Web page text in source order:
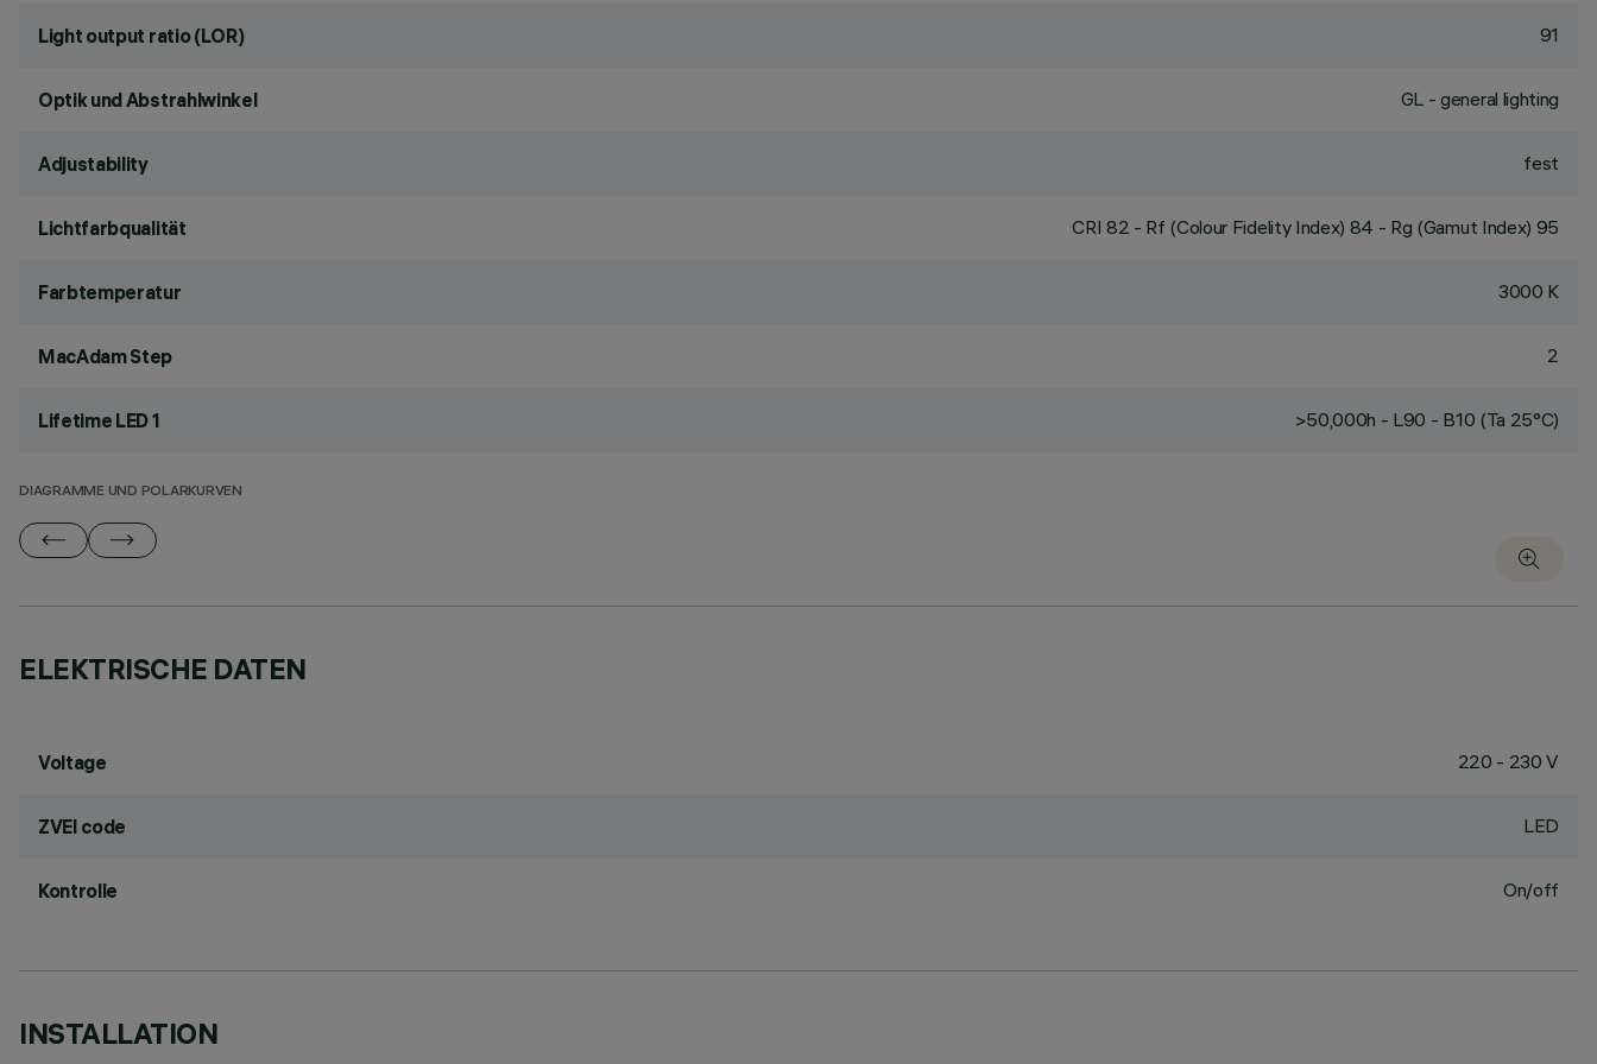
Light output ratio (LOR) 91
Optik und Abstrahlwinkel GL - general lighting
Adjustability fest
Lichtfarbqualität CRI 82 - Rf (Colour Fidelity Index) 84 - Rg (Gamut Index) 95
Farbtemperatur 3000 K
MacAdam Step 2
Lifetime LED 1 >50,000h - L90 - B10 (Ta 25°C)
DIAGRAMME UND POLARKURVEN
ELEKTRISCHE DATEN
Voltage 220 - 230 V
ZVEI code LED
Kontrolle On/off
INSTALLATION